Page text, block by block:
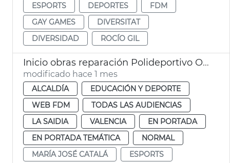
ESPORTS
DEPORTES
FDM
GAY GAMES
DIVERSITAT
DIVERSIDAD
ROCÍO GIL
Inicio obras reparación Polideportivo Orriols València
modificado hace 1 mes
ALCALDÍA
EDUCACIÓN Y DEPORTE
WEB FDM
TODAS LAS AUDIENCIAS
LA SAIDIA
VALENCIA
EN PORTADA
EN PORTADA TEMÁTICA
NORMAL
MARÍA JOSÉ CATALÁ
ESPORTS